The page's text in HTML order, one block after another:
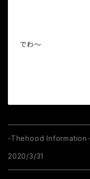
でわ～
-Thehood Information-
2020/3/31